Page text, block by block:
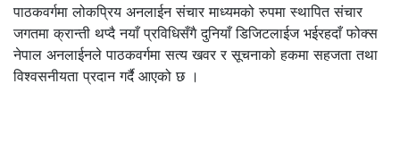
पाठकवर्गमा लोकप्रिय अनलाईन संचार माध्यमको रुपमा स्थापित संचार
जगतमा क्रान्ती थप्दै नयाँ प्रविधिसँगै दुनियाँ डिजिटलाईज भईरहदाँ फोक्स
नेपाल अनलाईनले पाठकवर्गमा सत्य खवर र सूचनाको हकमा सहजता तथा
विश्वसनीयता प्रदान गर्दै आएको छ ।